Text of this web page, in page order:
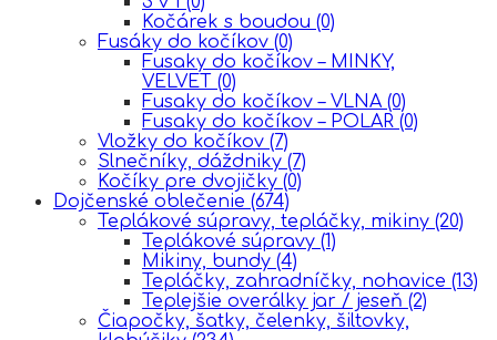
Kočárek s boudou (0)
Fusáky do kočíkov (0)
Fusaky do kočíkov – MINKY,
VELVET (0)
Fusaky do kočíkov – VLNA (0)
Fusaky do kočíkov – POLAR (0)
Vložky do kočíkov (7)
Slnečníky, dáždniky (7)
Kočíky pre dvojičky (0)
Dojčenské oblečenie (674)
Teplákové súpravy, tepláčky, mikiny (20)
Teplákové súpravy (1)
Mikiny, bundy (4)
Tepláčky, zahradníčky, nohavice (13)
Teplejšie overálky jar / jeseň (2)
Čiapočky, šatky, čelenky, šiltovky,